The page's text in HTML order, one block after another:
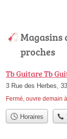
Magasins
proches
Tb Guitare Tb
3 Rue des Herbes,
Fermé, ouvre demain
Horaires